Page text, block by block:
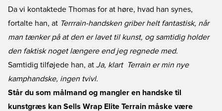
Da vi kontaktede Thomas for at høre, hvad han synes,
fortalte han, at Terrrain-handsken griber helt fantastisk, når
man tænker på at den er lavet til kunst, og samtidig holder
den faktisk noget længere end jeg regnede med.
Samtidig tilføjede han, at Ja, klart  Terrain er min nye
kamphandske, ingen tvivl.
Står du som målmand og mangler en handske til
kunstgræs kan Sells Wrap Elite Terrain måske være